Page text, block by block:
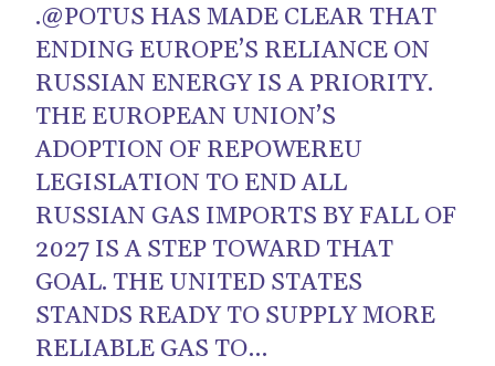
.@POTUS HAS MADE CLEAR THAT
ENDING EUROPE’S RELIANCE ON
RUSSIAN ENERGY IS A PRIORITY.
THE EUROPEAN UNION’S
ADOPTION OF REPOWEREU
LEGISLATION TO END ALL
RUSSIAN GAS IMPORTS BY FALL OF
2027 IS A STEP TOWARD THAT
GOAL. THE UNITED STATES
STANDS READY TO SUPPLY MORE
RELIABLE GAS TO…